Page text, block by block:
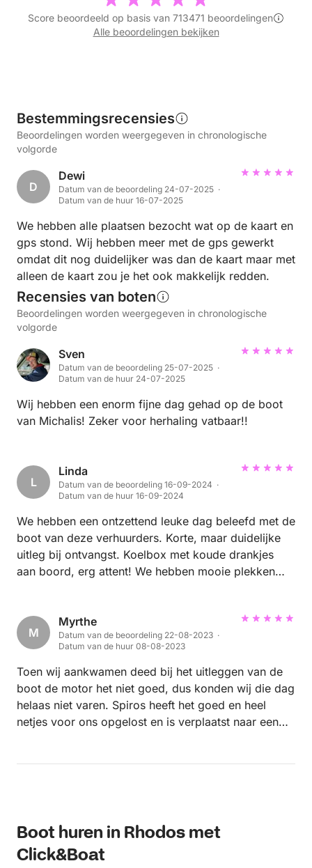
Score beoordeeld op basis van 713471 beoordelingen
Alle beoordelingen bekijken
Bestemmingsrecensies
Beoordelingen worden weergegeven in chronologische
volgorde
D
Dewi
Datum van de beoordeling 24-07-2025 ·
Datum van de huur 16-07-2025
We hebben alle plaatsen bezocht wat op de kaart en
gps stond. Wij hebben meer met de gps gewerkt
omdat dit nog duidelijker was dan de kaart maar met
alleen de kaart zou je het ook makkelijk redden.
Recensies van boten
Beoordelingen worden weergegeven in chronologische
volgorde
Sven
Datum van de beoordeling 25-07-2025 ·
Datum van de huur 24-07-2025
Wij hebben een enorm fijne dag gehad op de boot
van Michalis! Zeker voor herhaling vatbaar!!
L
Linda
Datum van de beoordeling 16-09-2024 ·
Datum van de huur 16-09-2024
We hebben een ontzettend leuke dag beleefd met de
boot van deze verhuurders. Korte, maar duidelijke
uitleg bij ontvangst. Koelbox met koude drankjes
aan boord, erg attent! We hebben mooie plekken
M
Myrthe
Datum van de beoordeling 22-08-2023 ·
Datum van de huur 08-08-2023
Toen wij aankwamen deed bij het uitleggen van de
boot de motor het niet goed, dus konden wij die dag
helaas niet varen. Spiros heeft het goed en heel
netjes voor ons opgelost en is verplaatst naar een
Boot huren in Rhodos met
Click&Boat